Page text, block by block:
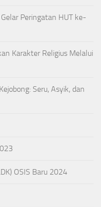
Peringatan HUT ke-
Karakter Religius Melalui
Seru, Asyik, dan
OSIS Baru 2024